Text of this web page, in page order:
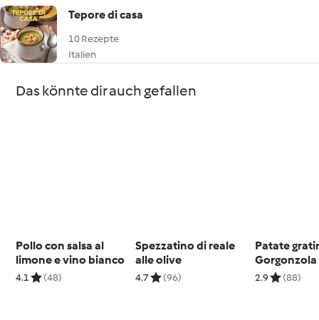
Tepore di casa
10 Rezepte
Italien
Das könnte dir auch gefallen
Pollo con salsa al
limone e vino bianco
4.1 (48)
Spezzatino di reale
alle olive
4.7 (96)
Patate
Gorgonzola
2.9 (88)